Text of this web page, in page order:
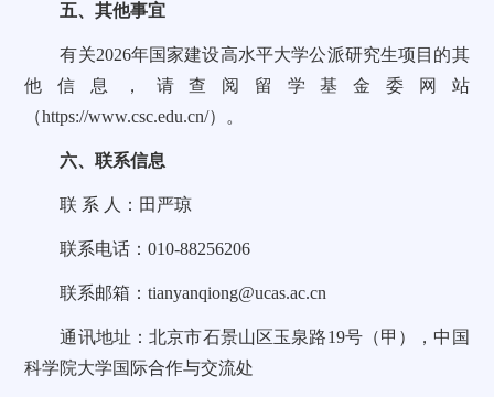
五、其他事宜
有关2026年国家建设高水平大学公派研究生项目的其
他信息，请查阅留学基金委网站
（https://www.csc.edu.cn/）。
六、联系信息
联 系 人：田严琼
联系电话：010-88256206
联系邮箱：tianyanqiong@ucas.ac.cn
通讯地址：北京市石景山区玉泉路19号（甲），中国
科学院大学国际合作与交流处